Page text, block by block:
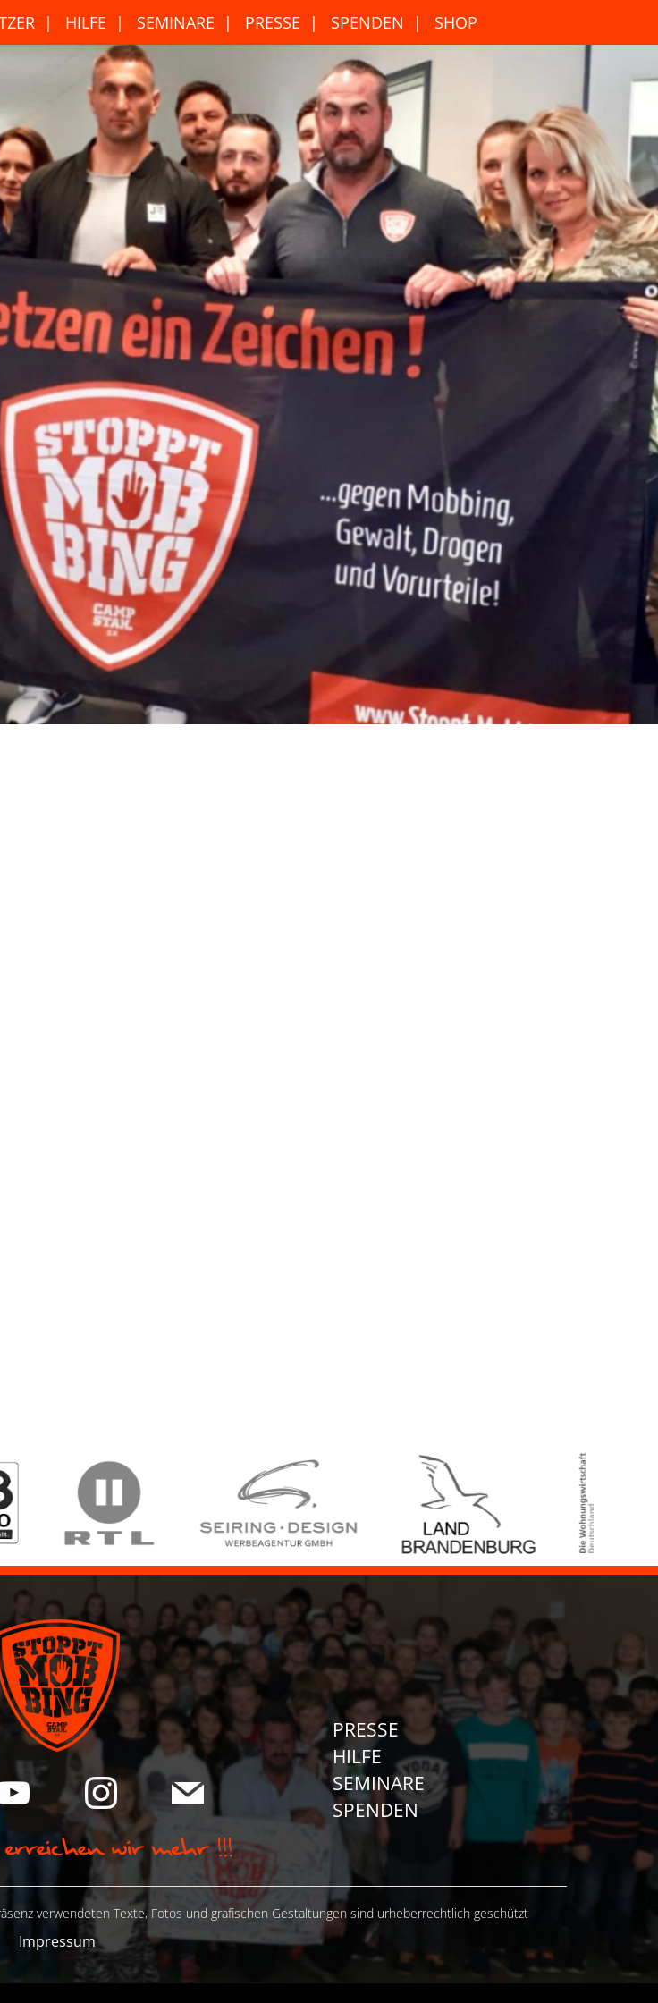
HILFE SEMINARE PRESSE SPENDEN SHOP
PRESSE
HILFE
SEMINARE
SPENDEN
verwendeten Texte, Fotos und grafischen Gestaltungen sind urheberrechtlich geschützt
Impressum